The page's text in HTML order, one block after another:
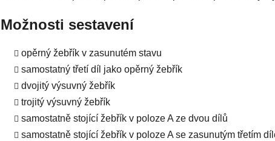
Možnosti sestavení
opěrný žebřík v zasunutém stavu
samostatný třetí díl jako opěrný žebřík
dvojitý výsuvný žebřík
trojitý výsuvný žebřík
samostatně stojící žebřík v poloze A ze dvou dílů
samostatně stojící žebřík v poloze A se zasunutým třetím